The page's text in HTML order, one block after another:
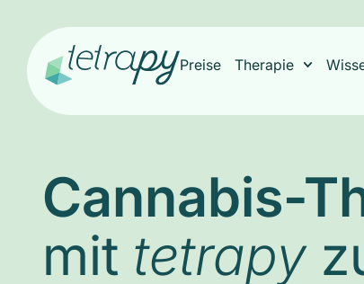
Preise Therapie
Cannabis-
mit tetrapy